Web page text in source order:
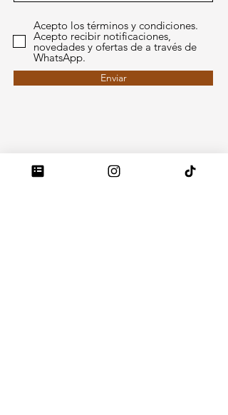
Acepto los términos y condiciones.
Acepto recibir notificaciones,
novedades y ofertas de a través de
WhatsApp.
Enviar